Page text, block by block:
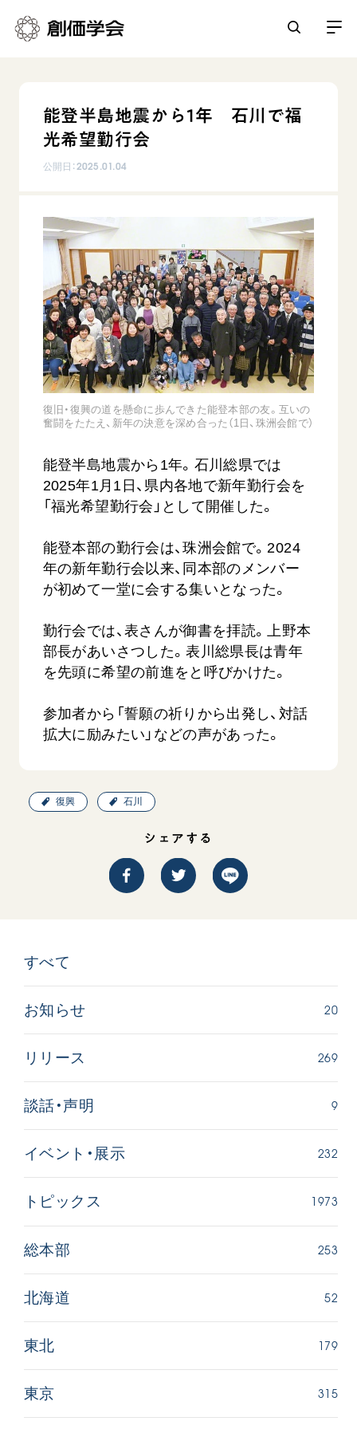
人間革命
聖典
日蓮大聖人の仏法（教学入門）
釈尊～法華経
日蓮大聖人
創価学会の三代会長
初代会長・牧口常三郎先生
第3代会長・池田大作先生
日常の活動
座談会
仏法を学ぶ
仏法を語る
主な行事
年間の活動について
友人葬
彼岸
「平和の文化」を構築
核兵器の廃絶に向け連帯を拡大
「人権文化」「ジェンダー平等」を促進
「持続可能な開発目標（SDGs）」の取り組み
人道支援
音楽活動
展示活動
教育本部の活動
世界の創価学会
各国ウェブサイト
世界の創価学会の歴史
基本情報
創価学会 会憲
創価学会 会則
創価学会 社会憲章
組織・機構
沿革
略年表
入会について
関連団体
道府県中心会館
会員サポート
座談会御書ｅ講義
小説『新・人間革命』『人間革命』要旨
御書検索［新版］
関連リンク
創価学会総本部
聖教電子版
聖教ブックストア
Soka Gakkai グローバルサイト
SGIピースサイト
ご利用にあたって
SOKA PICKS すべて見る
【被爆証言】「原爆の子」として生きた80年
広島県 早志百…
能登半島地震から1年 石川で福
光希望勤行会
公開日：2025.01.04
復旧・復興の道を懸命に歩んできた能登本部の友。互いの
奮闘をたたえ、新年の決意を深め合った（1日、珠洲会館で）
能登半島地震から1年。石川総県では
2025年1月1日、県内各地で新年勤行会を
「福光希望勤行会」として開催した。
能登本部の勤行会は、珠洲会館で。2024
年の新年勤行会以来、同本部のメンバー
が初めて一堂に会する集いとなった。
勤行会では、表さんが御書を拝読。上野本
部長があいさつした。表川総県長は青年
を先頭に希望の前進をと呼びかけた。
参加者から「誓願の祈りから出発し、対話
拡大に励みたい」などの声があった。
復興 石川
シェアする
すべて
お知らせ 20
リリース 269
談話・声明 9
イベント・展示 232
トピックス 1973
総本部 253
北海道 52
東北 179
東京 315